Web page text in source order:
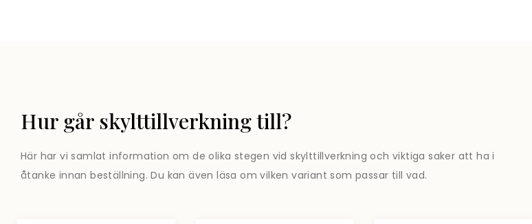
Hur går skylttillverkning till?
Här har vi samlat information om de olika stegen vid skylttillverkning och viktiga saker att ha i
åtanke innan beställning. Du kan även läsa om vilken variant som passar till vad.